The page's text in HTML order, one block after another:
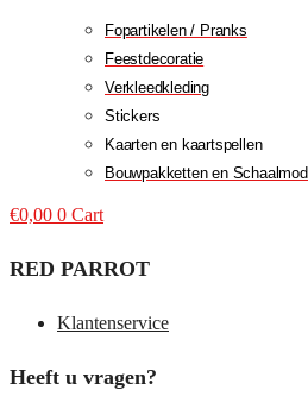
Fopartikelen / Pranks
Feestdecoratie
Verkleedkleding
Stickers
Kaarten en kaartspellen
Bouwpakketten en
€0,00 0 Cart
RED PARROT
Klantenservice
Heeft u vragen?